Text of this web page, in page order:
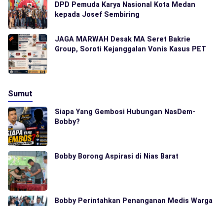
DPD Pemuda Karya Nasional Kota Medan
kepada Josef Sembiring
JAGA MARWAH Desak MA Seret Bakrie
Group, Soroti Kejanggalan Vonis Kasus PET
Sumut
Siapa Yang Gembosi Hubungan NasDem-
Bobby?
Bobby Borong Aspirasi di Nias Barat
Bobby Perintahkan Penanganan Medis Warga